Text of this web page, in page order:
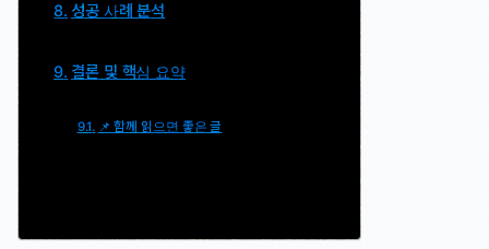
성공 사례 분석
결론 및 핵심 요약
📌 함께 읽으면 좋은 글